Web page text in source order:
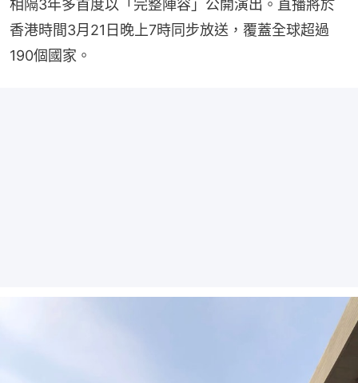
相隔3年多首度以「完整陣容」公開演出。直播將於
香港時間3月21日晚上7時同步放送，覆蓋全球超過
190個國家。